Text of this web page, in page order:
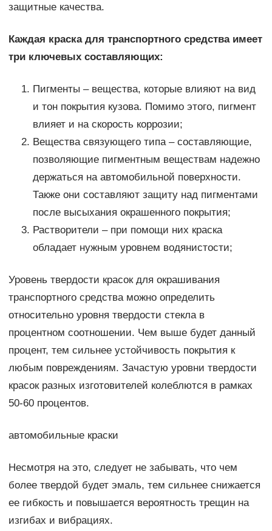
защитные качества.
Каждая краска для транспортного средства имеет
три ключевых составляющих:
Пигменты – вещества, которые влияют на вид
и тон покрытия кузова. Помимо этого, пигмент
влияет и на скорость коррозии;
Вещества связующего типа – составляющие,
позволяющие пигментным веществам надежно
держаться на автомобильной поверхности.
Также они составляют защиту над пигментами
после высыхания окрашенного покрытия;
Растворители – при помощи них краска
обладает нужным уровнем водянистости;
Уровень твердости красок для окрашивания
транспортного средства можно определить
относительно уровня твердости стекла в
процентном соотношении. Чем выше будет данный
процент, тем сильнее устойчивость покрытия к
любым повреждениям. Зачастую уровни твердости
красок разных изготовителей колеблются в рамках
50-60 процентов.
автомобильные краски
Несмотря на это, следует не забывать, что чем
более твердой будет эмаль, тем сильнее снижается
ее гибкость и повышается вероятность трещин на
изгибах и вибрациях.